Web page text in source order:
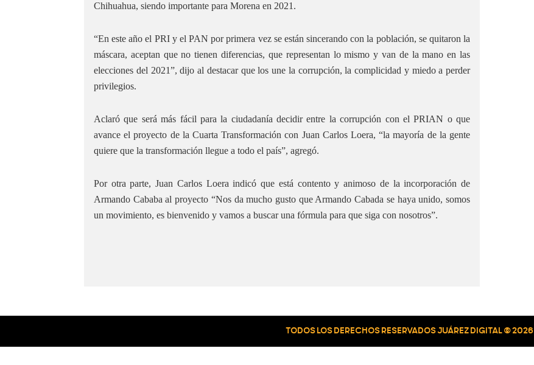
Chihuahua, siendo importante para Morena en 2021.
“En este año el PRI y el PAN por primera vez se están sincerando con la población, se quitaron la
máscara, aceptan que no tienen diferencias, que representan lo mismo y van de la mano en las
elecciones del 2021”, dijo al destacar que los une la corrupción, la complicidad y miedo a perder
privilegios.
Aclaró que será más fácil para la ciudadanía decidir entre la corrupción con el PRIAN o que
avance el proyecto de la Cuarta Transformación con Juan Carlos Loera, “la mayoría de la gente
quiere que la transformación llegue a todo el país”, agregó.
Por otra parte, Juan Carlos Loera indicó que está contento y animoso de la incorporación de
Armando Cababa al proyecto “Nos da mucho gusto que Armando Cabada se haya unido, somos
un movimiento, es bienvenido y vamos a buscar una fórmula para que siga con nosotros”.
TODOS LOS DERECHOS RESERVADOS JUÁREZ DIGITAL © 2026